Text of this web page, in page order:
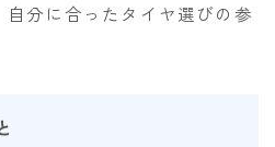
分に合ったタイヤ選びの参